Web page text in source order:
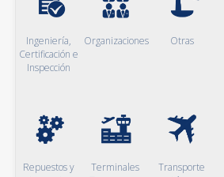
Ingeniería,
Certificación e
Inspección
Organizaciones Otras
Repuestos y
Terminales
Transporte